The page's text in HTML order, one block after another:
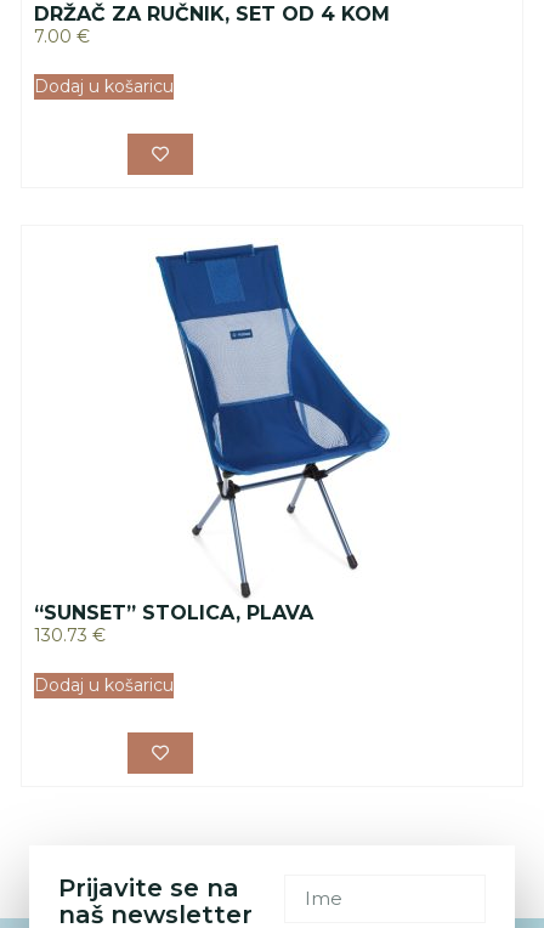
DRŽAČ ZA RUČNIK, SET OD 4 KOM
7.00 €
Dodaj u košaricu
“SUNSET” STOLICA, PLAVA
130.73 €
Dodaj u košaricu
Prijavite se na
naš newsletter